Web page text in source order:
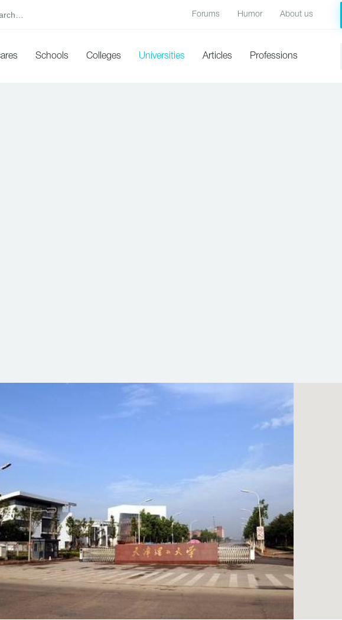
Forums Humor About us
Schools Colleges Universities Articles Professions